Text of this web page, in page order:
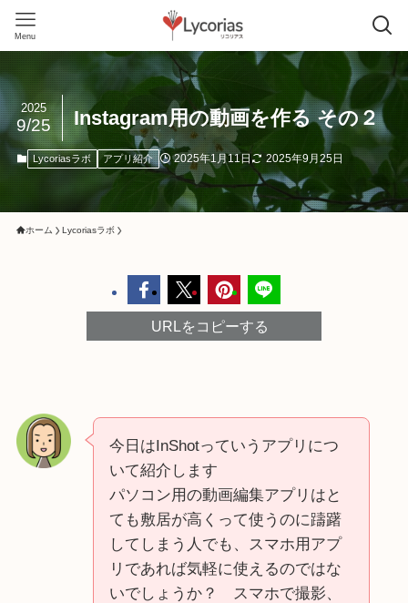
Menu
Instagram用の動画を作る その２
2025
9/25
Lycoriasラボ アプリ紹介 2025年1月11日 2025年9月25日
ホーム Lycoriasラボ
URLをコピーする
今日はInShotっていうアプリにつ
いて紹介します
パソコン用の動画編集アプリはと
ても敷居が高くって使うのに躊躇
してしまう人でも、スマホ用アプ
リであれば気軽に使えるのではな
いでしょうか？ スマホで撮影、